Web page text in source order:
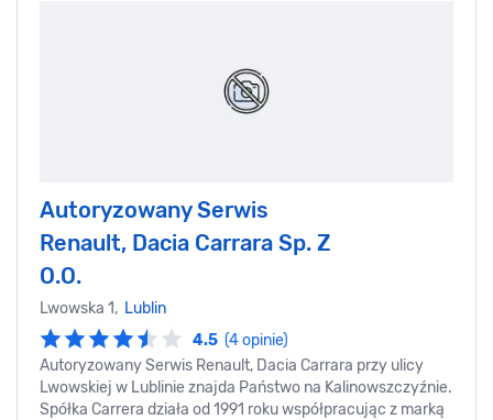
Autoryzowany Serwis
Renault, Dacia Carrara Sp. Z
O.O.
Lwowska 1, Lublin
4.5 (4 opinie)
Autoryzowany Serwis Renault, Dacia Carrara przy ulicy
Lwowskiej w Lublinie znajda Państwo na Kalinowszczyźnie.
Spółka Carrera działa od 1991 roku współpracując z marką